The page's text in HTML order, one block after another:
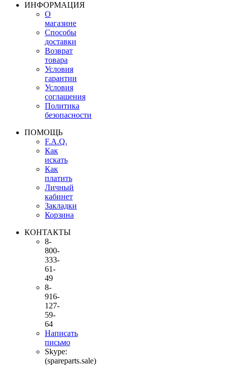
ИНФОРМАЦИЯ
О
магазине
Способы
доставки
Возврат
товара
Условия
гарантии
Условия
соглашения
Политика
безопасности
ПОМОЩЬ
F.A.Q.
Как
искать
Как
платить
Личный
кабинет
Закладки
Корзина
КОНТАКТЫ
8-
800-
333-
61-
49
8-
916-
127-
59-
64
Написать
письмо
Skype:
(spareparts.sale)